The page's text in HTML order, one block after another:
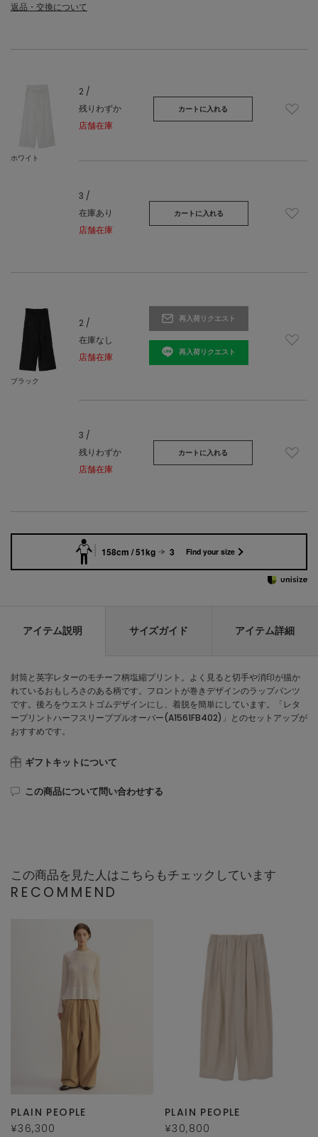
返品・交換について
ホワイト
2 /
残りわずか
店舗在庫
カートに入れる
3 /
在庫あり
店舗在庫
カートに入れる
ブラック
2 /
在庫なし
店舗在庫
再入荷リクエスト
再入荷リクエスト
3 /
残りわずか
店舗在庫
カートに入れる
158cm / 51kg 3 Find your size
アイテム説明 サイズガイド アイテム詳細
封筒と英字レターのモチーフ柄塩縮プリント。よく見ると切手や消印が描か
れているおもしろさのある柄です。フロントが巻きデザインのラップパンツ
です。後ろをウエストゴムデザインにし、着脱を簡単にしています。「レタ
ープリントハーフスリーブプルオーバー(A1561FB402)」とのセットアップが
おすすめです。
ギフトキットについて
この商品について問い合わせする
この商品を見た人はこちらもチェックしています
RECOMMEND
PLAIN PEOPLE
¥36,300
PLAIN PEOPLE
¥30,800